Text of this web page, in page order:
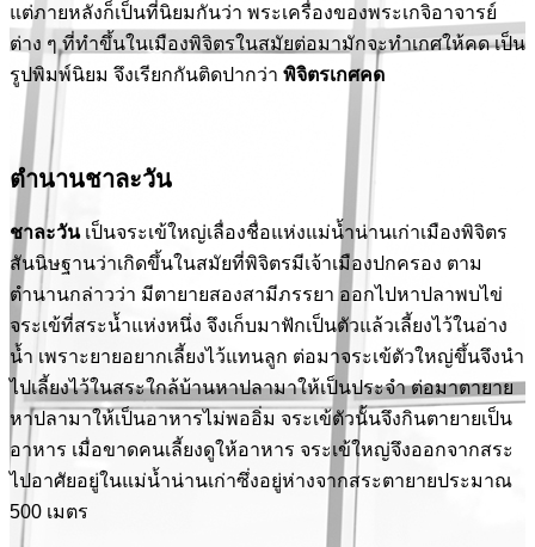
แต่ภายหลังก็เป็นที่นิยมกันว่า พระเครื่องของพระเกจิอาจารย์
ต่าง ๆ ที่ทำขึ้นในเมืองพิจิตรในสมัยต่อมามักจะทำเกศให้คด เป็น
รูปพิมพ์นิยม จึงเรียกกันติดปากว่า พิจิตรเกศคด
ตำนานชาละวัน
ชาละวันเป็นจระเข้ใหญ่เลื่องชื่อแห่งแม่น้ำน่านเก่าเมืองพิจิตร
สันนิษฐานว่าเกิดขึ้นในสมัยที่พิจิตรมีเจ้าเมืองปกครอง ตาม
ตำนานกล่าวว่า มีตายายสองสามีภรรยา ออกไปหาปลาพบไข่
จระเข้ที่สระน้ำแห่งหนึ่ง จึงเก็บมาฟักเป็นตัวแล้วเลี้ยงไว้ในอ่าง
น้ำ เพราะยายอยากเลี้ยงไว้แทนลูก ต่อมาจระเข้ตัวใหญ่ขึ้นจึงนำ
ไปเลี้ยงไว้ในสระใกล้บ้านหาปลามาให้เป็นประจำ ต่อมาตายาย
หาปลามาให้เป็นอาหารไม่พออิ่ม จระเข้ตัวนั้นจึงกินตายายเป็น
อาหาร เมื่อขาดคนเลี้ยงดูให้อาหาร จระเข้ใหญ่จึงออกจากสระ
ไปอาศัยอยู่ในแม่น้ำน่านเก่าซึ่งอยู่ห่างจากสระตายายประมาณ
500 เมตร